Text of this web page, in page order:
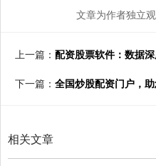
文章为作者独立
上一篇： 配资股票软件：数据
下一篇： 全国炒股配资门户，
相关文章